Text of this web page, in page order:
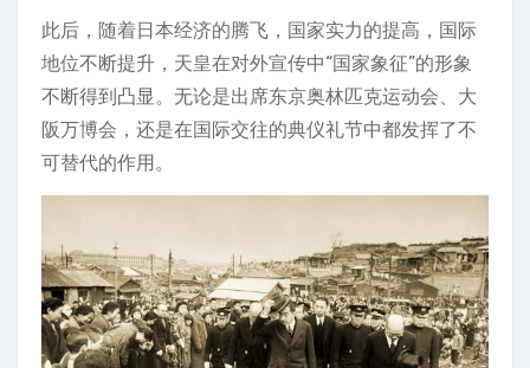
此后，随着日本经济的腾飞，国家实力的提高，国际
地位不断提升，天皇在对外宣传中“国家象征”的形象
不断得到凸显。无论是出席东京奥林匹克运动会、大
阪万博会，还是在国际交往的典仪礼节中都发挥了不
可替代的作用。